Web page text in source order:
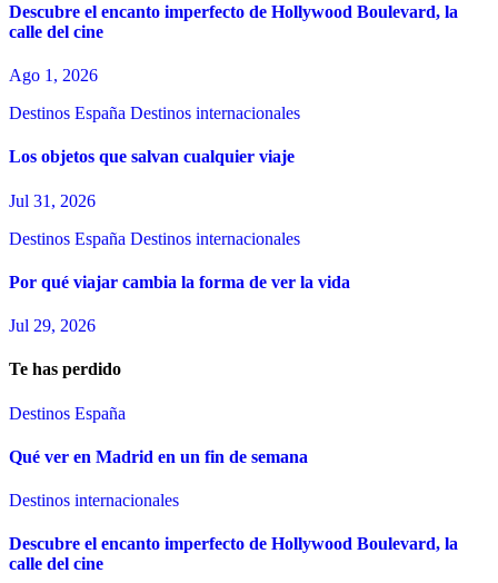
Descubre el encanto imperfecto de Hollywood Boulevard, la
calle del cine
Ago 1, 2026
Destinos España Destinos internacionales
Los objetos que salvan cualquier viaje
Jul 31, 2026
Destinos España Destinos internacionales
Por qué viajar cambia la forma de ver la vida
Jul 29, 2026
Te has perdido
Destinos España
Qué ver en Madrid en un fin de semana
Destinos internacionales
Descubre el encanto imperfecto de Hollywood Boulevard, la
calle del cine